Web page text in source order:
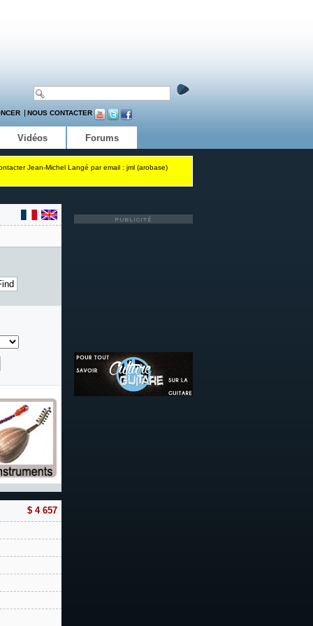
NOUS CONTACTER
Vidéos Forums
Jean-Michel Langé par email : jml (arobase)
$ 4 657